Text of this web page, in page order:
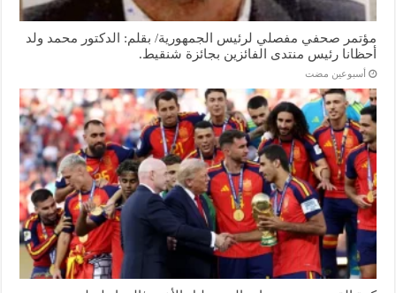
مؤتمر صحفي مفصلي لرئيس الجمهورية/ بقلم: الدكتور محمد ولد
أحظانا رئيس منتدى الفائزين بجائزة شنقيط.
‏أسبوعين مضت